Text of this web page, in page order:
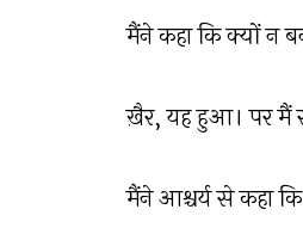
मैंने कहा कि क्यों न
ख़ैर, यह हुआ। पर मैं
मैंने आश्चर्य से कहा